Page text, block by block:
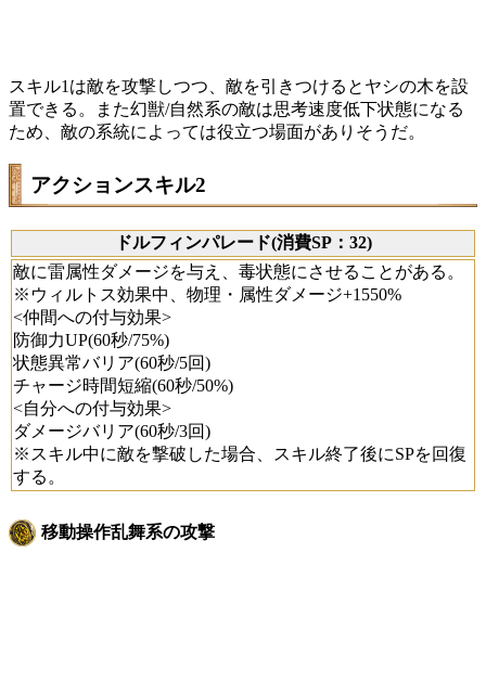
スキル1は敵を攻撃しつつ、敵を引きつけるとヤシの木を設
置できる。また幻獣/自然系の敵は思考速度低下状態になる
ため、敵の系統によっては役立つ場面がありそうだ。
アクションスキル2
ドルフィンパレード(消費SP：32)
敵に雷属性ダメージを与え、毒状態にさせることがある。
※ウィルトス効果中、物理・属性ダメージ+1550%
<仲間への付与効果>
防御力UP(60秒/75%)
状態異常バリア(60秒/5回)
チャージ時間短縮(60秒/50%)
<自分への付与効果>
ダメージバリア(60秒/3回)
※スキル中に敵を撃破した場合、スキル終了後にSPを回復
する。
移動操作乱舞系の攻撃